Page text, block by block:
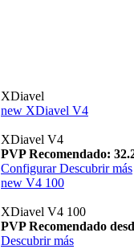
XDiavel
new XDiavel V4
XDiavel V4
PVP Recomendado:
Configurar Descubrir más
new V4 100
XDiavel V4 100
PVP Recomendado
Descubrir más